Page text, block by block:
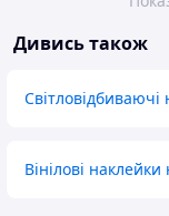
Дивись також
Світловідбиваючі
Вінілові